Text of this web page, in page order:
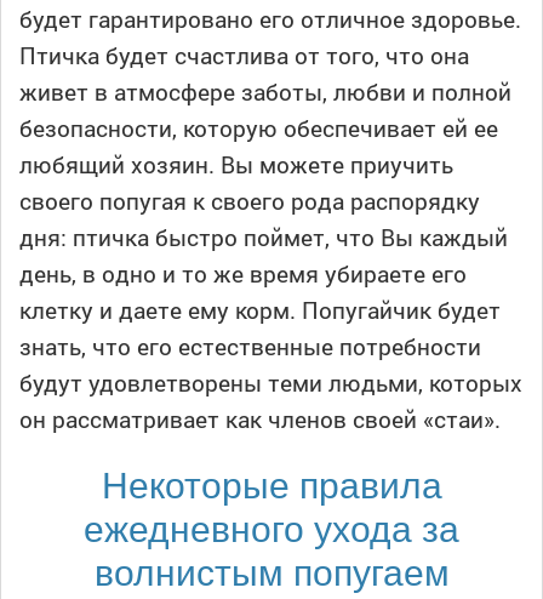
будет гарантировано его отличное здоровье.
Птичка будет счастлива от того, что она
живет в атмосфере заботы, любви и полной
безопасности, которую обеспечивает ей ее
любящий хозяин. Вы можете приучить
своего попугая к своего рода распорядку
дня: птичка быстро поймет, что Вы каждый
день, в одно и то же время убираете его
клетку и даете ему корм. Попугайчик будет
знать, что его естественные потребности
будут удовлетворены теми людьми, которых
он рассматривает как членов своей «стаи».
Некоторые правила
ежедневного ухода за
волнистым попугаем